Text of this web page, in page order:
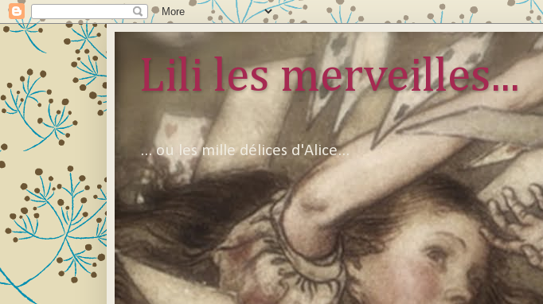
Lili les merveilles...
... ou les mille délices d'Alice...